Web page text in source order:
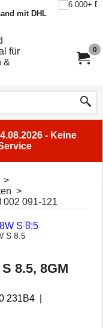
mit DHL
0
- Keine
>
>
002 091-121
S 8.5
8.5, 8GM
231B4